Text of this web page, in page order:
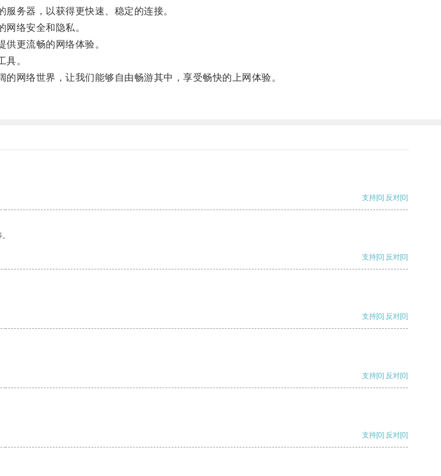
务器，以获得更快速、稳定的连接。
络安全和隐私。
更流畅的网络体验。
。
络世界，让我们能够自由畅游其中，享受畅快的上网体验。
支持[0] 反对[0]
支持[0] 反对[0]
支持[0] 反对[0]
支持[0] 反对[0]
支持[0] 反对[0]